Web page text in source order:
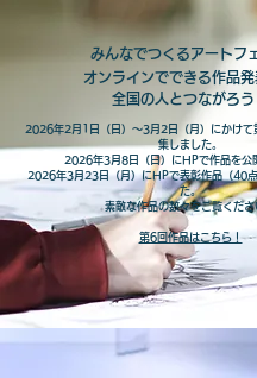
みんなでつくるアートフ
オンラインでできる作品発
全国の人とつながろう
​2026年2月1日（日）～3月2日（月）にかけて
集しました。
2026年3月8日（日）にHPで作品を公
2026年3月23日（月）にHPで表彰作品（40
た。
素敵な作品の数々をご覧くださ
第6回作品はこちら！